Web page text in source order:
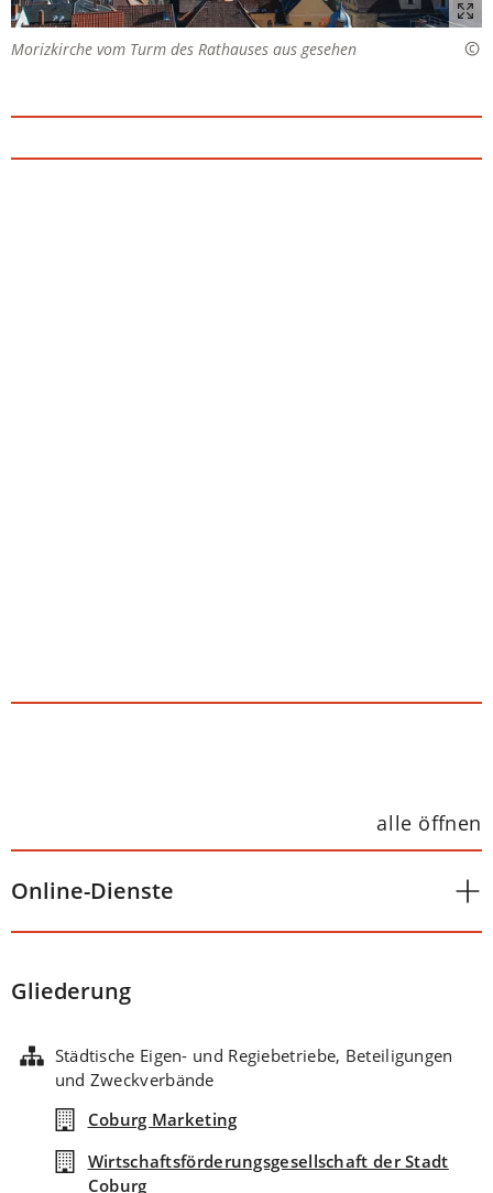
Morizkirche vom Turm des Rathauses aus gesehen
alle öffnen
Online-Dienste
Gliederung
Städtische Eigen- und Regiebetriebe, Beteiligungen
und Zweckverbände
Coburg Marketing
Wirtschaftsförderungsgesellschaft der Stadt
Coburg